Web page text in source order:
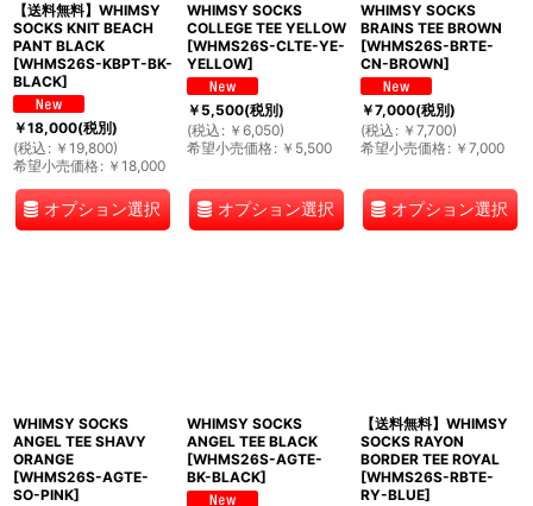
【送料無料】WHIMSY
SOCKS KNIT BEACH
PANT BLACK
[WHMS26S-KBPT-BK-
BLACK]
￥18,000(税別)
(税込 : ￥ 19,800)
希望小売価格: ￥ 18,000
オプション選択
WHIMSY SOCKS
COLLEGE TEE YELLOW
[WHMS26S-CLTE-YE-
YELLOW]
￥5,500(税別)
(税込 : ￥ 6,050)
希望小売価格: ￥ 5,500
オプション選択
WHIMSY SOCKS
BRAINS TEE BROWN
[WHMS26S-BRTE-
CN-BROWN]
￥7,000(税別)
(税込 : ￥ 7,700)
希望小売価格: ￥ 7,000
オプション選択
WHIMSY SOCKS
ANGEL TEE SHAVY
ORANGE
[WHMS26S-AGTE-
SO-PINK]
WHIMSY SOCKS
ANGEL TEE BLACK
[WHMS26S-AGTE-
BK-BLACK]
【送料無料】WHIMSY
SOCKS RAYON
BORDER TEE ROYAL
[WHMS26S-RBTE-
RY-BLUE]